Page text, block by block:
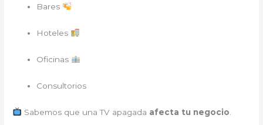
Bares
Hoteles
Oficinas
Consultorios
Sabemos que una TV apagada afecta tu negocio